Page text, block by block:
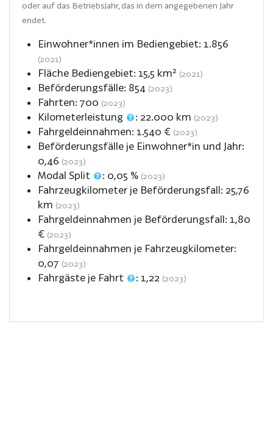
oder auf das Betriebsjahr, das in dem angegebenen Jahr
endet.
Einwohner*innen im Bediengebiet: 1.856
(2021)
Fläche Bediengebiet: 15,5 km² (2021)
Beförderungsfälle: 854 (2023)
Fahrten: 700 (2023)
Kilometerleistung : 22.000 km (2023)
Fahrgeldeinnahmen: 1.540 € (2023)
Beförderungsfälle je Einwohner*in und Jahr:
0,46 (2023)
Modal Split : 0,05 % (2023)
Fahrzeugkilometer je Beförderungsfall: 25,76
km (2023)
Fahrgeldeinnahmen je Beförderungsfall: 1,80
€ (2023)
Fahrgeldeinnahmen je Fahrzeugkilometer:
0,07 (2023)
Fahrgäste je Fahrt : 1,22 (2023)